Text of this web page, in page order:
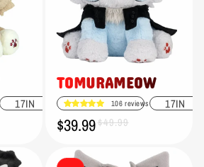
17IN
TOMURAMEOW
106 reviews 17IN
Prix
promotionnel
$39.99
Prix
habituel
$49.99